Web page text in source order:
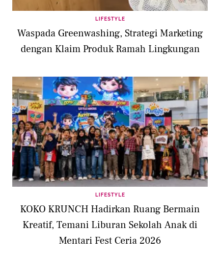
LIFESTYLE
Waspada Greenwashing, Strategi Marketing
dengan Klaim Produk Ramah Lingkungan
LIFESTYLE
KOKO KRUNCH Hadirkan Ruang Bermain
Kreatif, Temani Liburan Sekolah Anak di
Mentari Fest Ceria 2026